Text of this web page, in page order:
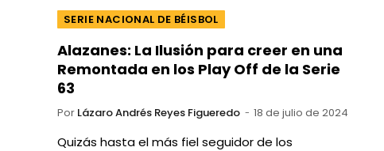
SERIE NACIONAL DE BÉISBOL
Alazanes: La Ilusión para creer en una
Remontada en los Play Off de la Serie
63
Por Lázaro Andrés Reyes Figueredo 18 de julio de 2024
Quizás hasta el más fiel seguidor de los